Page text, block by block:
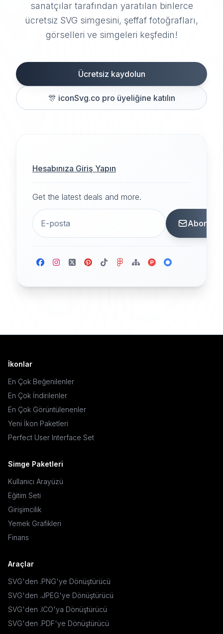
sanatçılar tarafından yaratılan binlerce
ücretsiz SVG simgesini, şeffaf fotoğrafları,
görselleri ve simgeleri keşfedin!
Ücretsiz kaydolun
🎊 iconSvg.co pro üyeliğine katılın
Hesabınıza Giriş Yapın
Get the latest deals and more.
Abone
İkonlar
En Çok Beğenilenler
En Çok İndirilenler
En Çok Görüntülenenler
Yeni İkon Paketleri
Perfect User Interface Set
Simge Paketleri
Kullanıcı Arayüzü
Eğitim Seti
Girişimcilik
Yemek Grafikleri
Finans
Araçlar
SVG'den .PNG'ye Dönüştürücü
SVG'den .JPEG'ye Dönüştürücü
SVG'den .ICO'ya Dönüştürücü
SVG'den .PDF'ye Dönüştürücü